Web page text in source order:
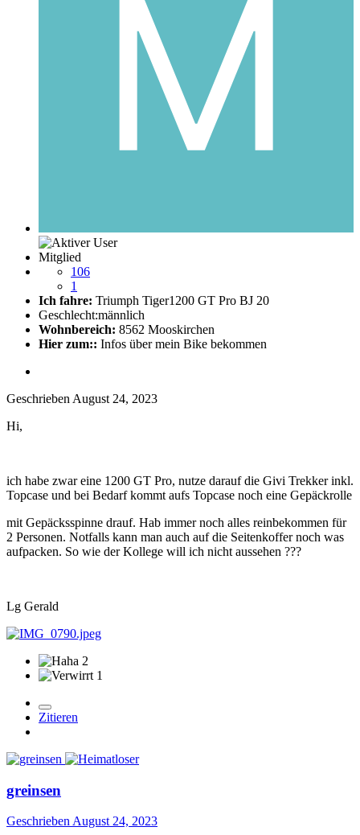
Mitglied
106
1
Ich fahre: Triumph Tiger1200 GT Pro BJ 20
Geschlecht:männlich
Wohnbereich: 8562 Mooskirchen
Hier zum:: Infos über mein Bike bekommen
Geschrieben August 24, 2023
Hi,
ich habe zwar eine 1200 GT Pro, nutze darauf die Givi Trekker inkl.
Topcase und bei Bedarf kommt aufs Topcase noch eine Gepäckrolle
mit Gepäcksspinne drauf. Hab immer noch alles reinbekommen für
2 Personen. Notfalls kann man auch auf die Seitenkoffer noch was
aufpacken. So wie der Kollege will ich nicht aussehen ???
Lg Gerald
2
1
Zitieren
greinsen
GeschriebenAugust 24, 2023